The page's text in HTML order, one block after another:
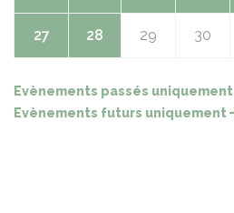
27 28 29 30
Evènements passés uniquement
Evènements futurs uniquement